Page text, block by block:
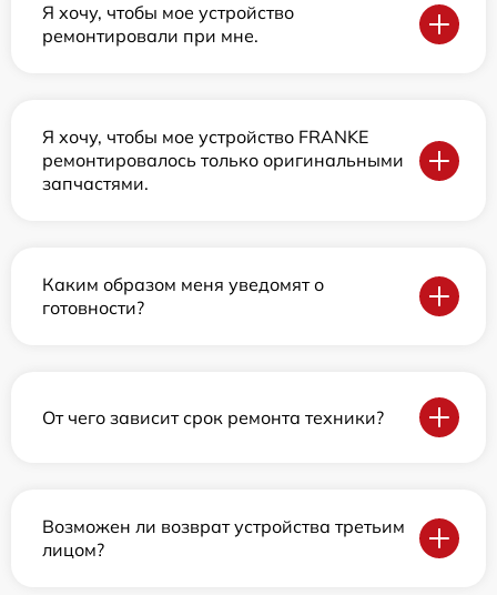
Я хочу, чтобы мое устройство
ремонтировали при мне.
Я хочу, чтобы мое устройство FRANKE
ремонтировалось только оригинальными
запчастями.
Каким образом меня уведомят о
готовности?
От чего зависит срок ремонта техники?
Возможен ли возврат устройства третьим
лицом?